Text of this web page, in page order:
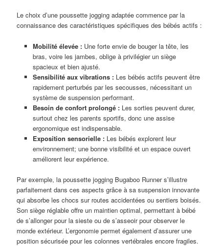
Le choix d’une poussette jogging adaptée commence par la
connaissance des caractéristiques spécifiques des bébés actifs :
Mobilité élevée :Une forte envie de bouger la tête, les
bras, voire les jambes, oblige à privilégier un siège
spacieux et bien ajusté.
Sensibilité aux vibrations :Les bébés actifs peuvent être
rapidement perturbés par les secousses, nécessitant un
système de suspension performant.
Besoin de confort prolongé :Les sorties peuvent durer,
surtout chez les parents sportifs, donc une assise
ergonomique est indispensable.
Exposition sensorielle :Les bébés explorent leur
environnement; une bonne visibilité et un espace ouvert
améliorent leur expérience.
Par exemple, la poussette jogging Bugaboo Runner s’illustre
parfaitement dans ces aspects grâce à sa suspension innovante
qui absorbe les chocs sur routes accidentées ou sentiers boisés.
Son siège réglable offre un maintien optimal, permettant à bébé
de s’allonger pour la sieste ou de s’asseoir pour observer le
monde extérieur. L’ergonomie permet également d’assurer une
position sécurisée pour les colonnes vertébrales encore fragiles.